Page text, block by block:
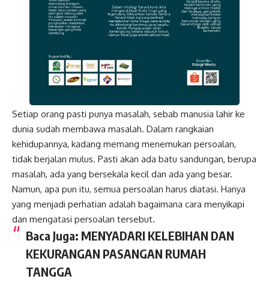
Setiap orang pasti punya masalah, sebab manusia lahir ke
dunia sudah membawa masalah. Dalam rangkaian
kehidupannya, kadang memang menemukan persoalan,
tidak berjalan mulus. Pasti akan ada batu sandungan, berupa
masalah, ada yang bersekala kecil dan ada yang besar.
Namun, apa pun itu, semua persoalan harus diatasi. Hanya
yang menjadi perhatian adalah bagaimana cara menyikapi
dan mengatasi persoalan tersebut.
Baca Juga: MENYADARI KELEBIHAN DAN
KEKURANGAN PASANGAN RUMAH
TANGGA